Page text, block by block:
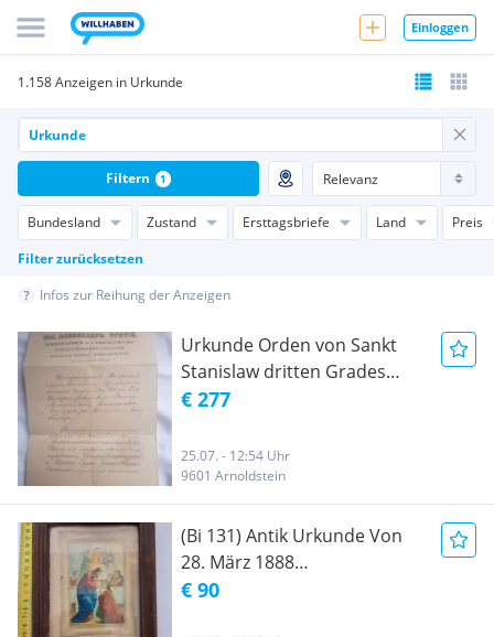
Einloggen
1.158 Anzeigen in Urkunde
Bundesland Zustand Ersttagsbriefe Land
Preis
Filter zurücksetzen
Filtern 1
Infos zur Reihung der Anzeigen
Urkunde Orden von Sankt
Stanislaw dritten Grades
Dokument Urkunde 1886
€ 277
25.07. - 12:54 Uhr
9601 Arnoldstein
(Bi 131) Antik Urkunde Von
28. März 1888
Erstkommunions Urkunde
€ 90